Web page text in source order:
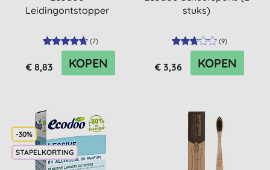
Leidingontstopper
(7)
€ 8,83 KOPEN
stuks)
(9)
€ 3,36 KOPEN
-30%
STAPELKORTING